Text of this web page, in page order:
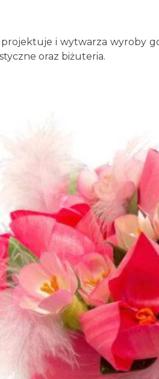
projektuje i wytwarza wyroby
oraz biżuteria.